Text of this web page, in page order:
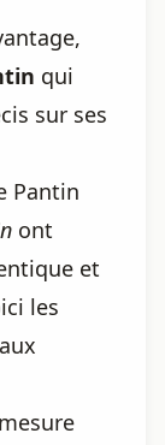
qui
sur ses
Pantin
ont
et
les